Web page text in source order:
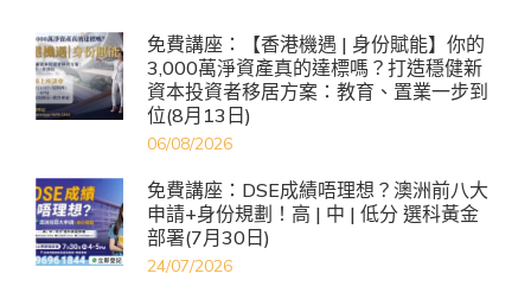
免費講座：【香港機遇 | 身份賦能】你的
3,000萬淨資產真的達標嗎？打造穩健新
資本投資者移居方案：教育、置業一步到
位(8月13日)
06/08/2026
免費講座：DSE成績唔理想？澳洲前八大
申請+身份規劃！高 | 中 | 低分 選科黃金
部署(7月30日)
24/07/2026